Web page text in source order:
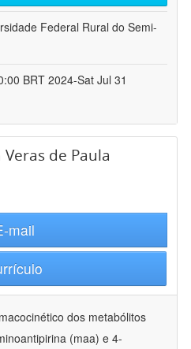
Federal Rural do Semi-
BRT 2024-Sat Jul 31
de Paula
mail
dos metabólitos
(maa) e 4-